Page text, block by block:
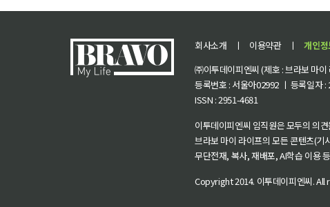
회사소개 ㅣ 이용약관 ㅣ 개인
㈜이투데이피엔씨 (제호 : 브라보 마
등록번호 : 서울아02992 ㅣ 등록일자
ISSN : 2951-4681
이투데이피엔씨 임직원은 모두의 의
브라보 마이 라이프의 모든 콘텐츠(기
무단전재, 복사, 재배포, AI학습 이용
Copyright 2014. 이투데이피엔씨. All